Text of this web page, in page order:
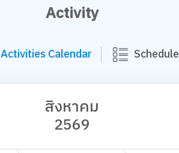
Activity
Activities Calendar Schedule
สิงหาคม
2569